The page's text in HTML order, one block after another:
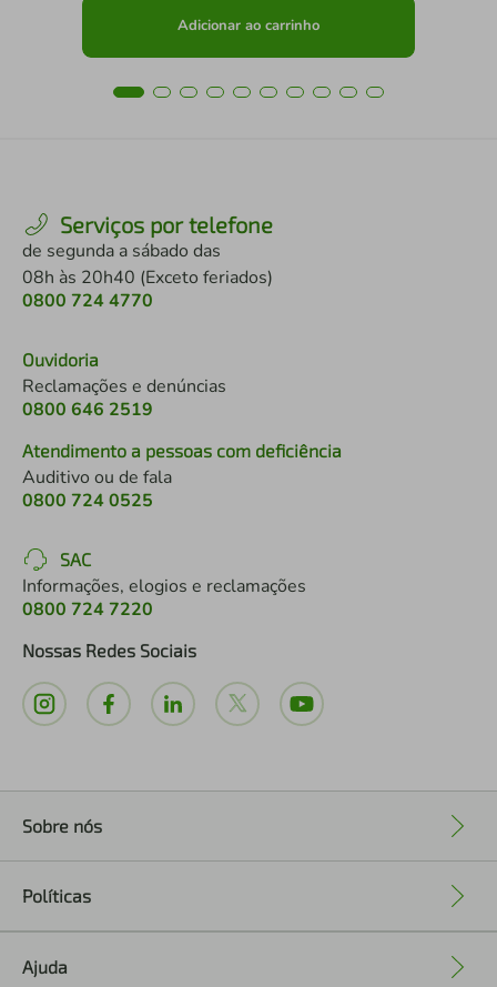
Adicionar ao carrinho
Serviços por telefone
de segunda a sábado das
08h às 20h40 (Exceto feriados)
0800 724 4770
Ouvidoria
Reclamações e denúncias
0800 646 2519
Atendimento a pessoas com deficiência
Auditivo ou de fala
0800 724 0525
SAC
Informações, elogios e reclamações
0800 724 7220
Nossas Redes Sociais
Sobre nós
Políticas
Ajuda